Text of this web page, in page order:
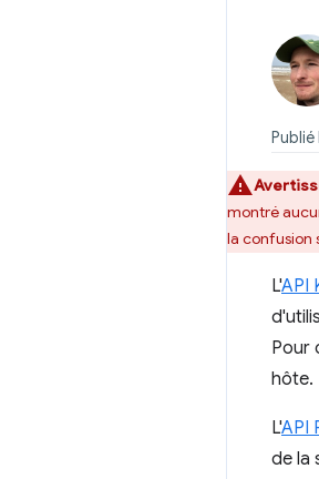
montré
la confusion
L'API
Pour
hôte.
L'API
de la